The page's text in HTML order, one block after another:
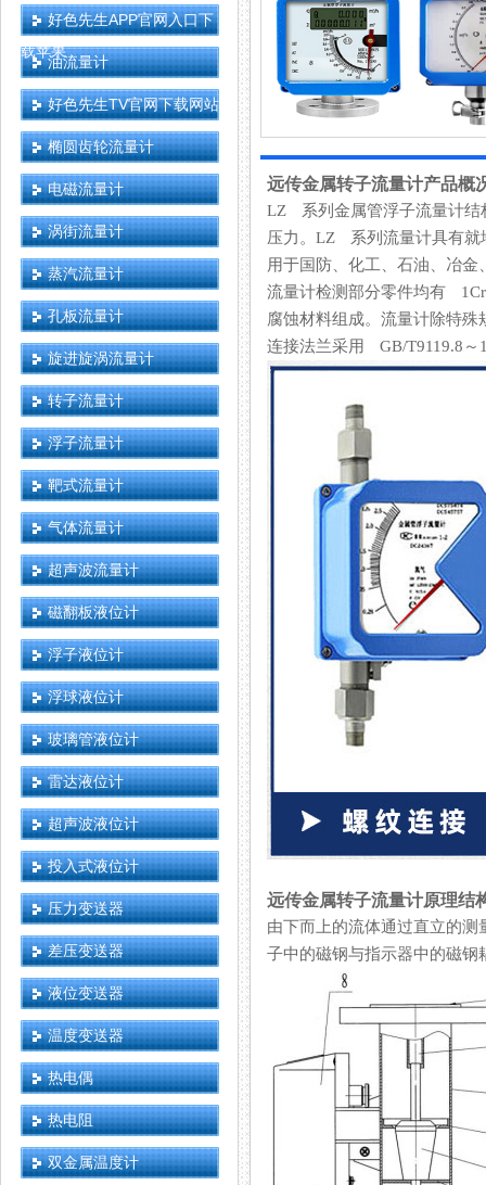
好色先生APP官网入口下
载苹果
油流量计
好色先生TV官网下载网站
椭圆齿轮流量计
电磁流量计
涡街流量计
蒸汽流量计
孔板流量计
旋进旋涡流量计
转子流量计
浮子流量计
靶式流量计
气体流量计
超声波流量计
磁翻板液位计
浮子液位计
浮球液位计
玻璃管液位计
雷达液位计
超声波液位计
投入式液位计
压力变送器
差压变送器
液位变送器
温度变送器
热电偶
热电阻
双金属温度计
远传金属转子流量计产品概
LZ 系列金属管浮子流量计结构简
压力。LZ 系列流量计具有就地
用于国防、化工、石油、
流量计检测部分零件均有
腐蚀材料组成。流量计除
连接法兰采用 GB/T9119.8～10
远传金属转子流量计原理结
由下而上的流体通过直立的测量
子中的磁钢与指示器中的磁钢耦